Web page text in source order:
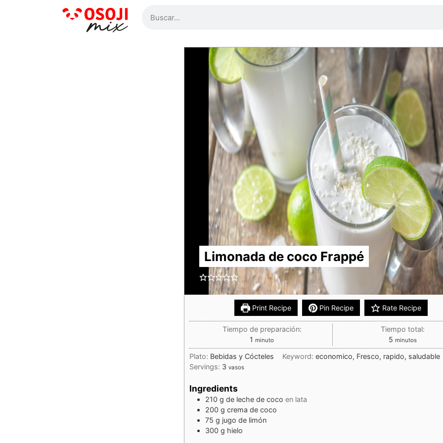
Limonada de coco Frappé
Print Recipe Pin Recipe Rate Recipe
Tiempo de preparación:
1 minuto
Tiempo total:
5 minutos
Plato: Bebidas y Cócteles Keyword:economico, Fresco, rapido, saludable
Servings: 3 vasos
Ingredients
210 g de leche de coco en lata
200 g crema de coco
75 g jugo de limón
300 g hielo